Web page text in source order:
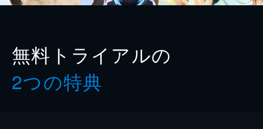
無料トライアルの
2つの特典